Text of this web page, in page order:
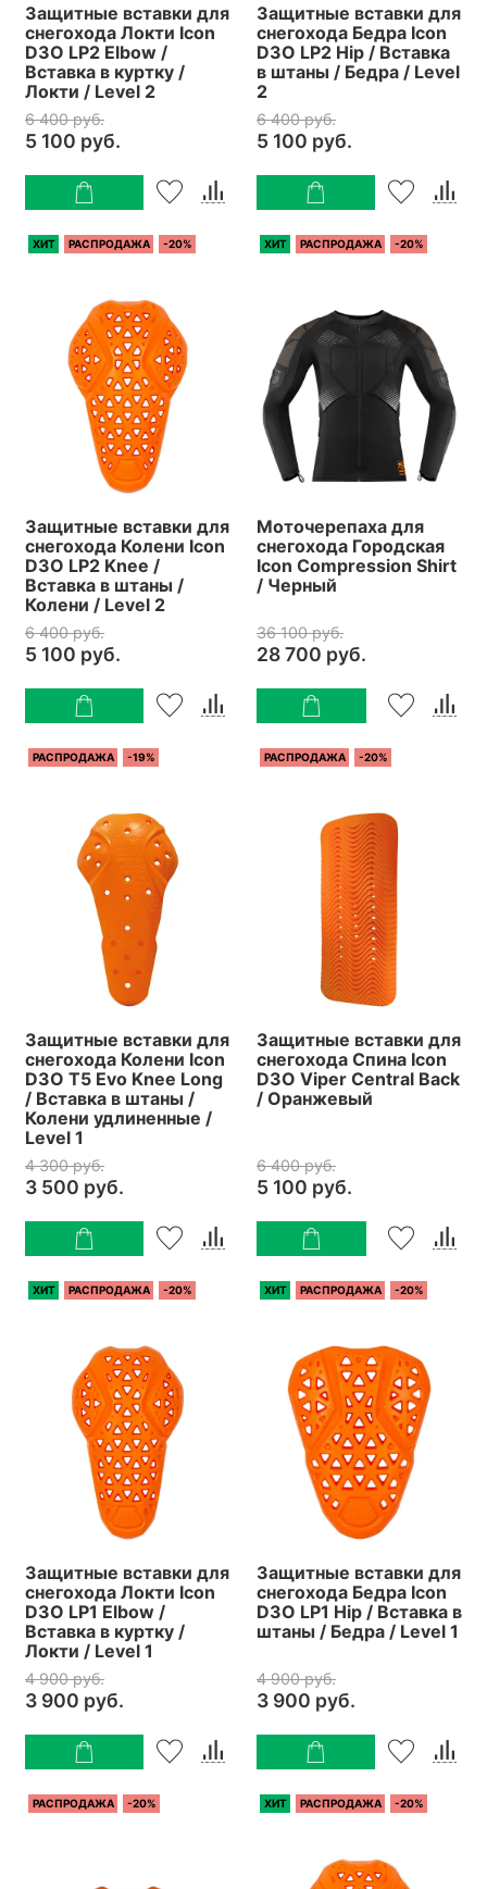
Защитные вставки для
снегохода Локти Icon
D3O LP2 Elbow /
Вставка в куртку /
Локти / Level 2
6 400 руб.
5 100 руб.
Защитные вставки для
снегохода Бедра Icon
D3O LP2 Hip / Вставка
в штаны / Бедра / Level
2
6 400 руб.
5 100 руб.
ХИТ РАСПРОДАЖА -20%
Защитные вставки для
снегохода Колени Icon
D3O LP2 Knee /
Вставка в штаны /
Колени / Level 2
6 400 руб.
5 100 руб.
ХИТ РАСПРОДАЖА -20%
Моточерепаха для
снегохода Городская
Icon Compression Shirt
/ Черный
36 100 руб.
28 700 руб.
РАСПРОДАЖА -19%
Защитные вставки для
снегохода Колени Icon
D3O T5 Evo Knee Long
/ Вставка в штаны /
Колени удлиненные /
Level 1
4 300 руб.
3 500 руб.
РАСПРОДАЖА -20%
Защитные вставки для
снегохода Спина Icon
D3O Viper Central Back
/ Оранжевый
6 400 руб.
5 100 руб.
ХИТ РАСПРОДАЖА -20%
Защитные вставки для
снегохода Локти Icon
D3O LP1 Elbow /
Вставка в куртку /
Локти / Level 1
4 900 руб.
3 900 руб.
ХИТ РАСПРОДАЖА -20%
Защитные вставки для
снегохода Бедра Icon
D3O LP1 Hip / Вставка в
штаны / Бедра / Level 1
4 900 руб.
3 900 руб.
РАСПРОДАЖА -20% ХИТ РАСПРОДАЖА -20%